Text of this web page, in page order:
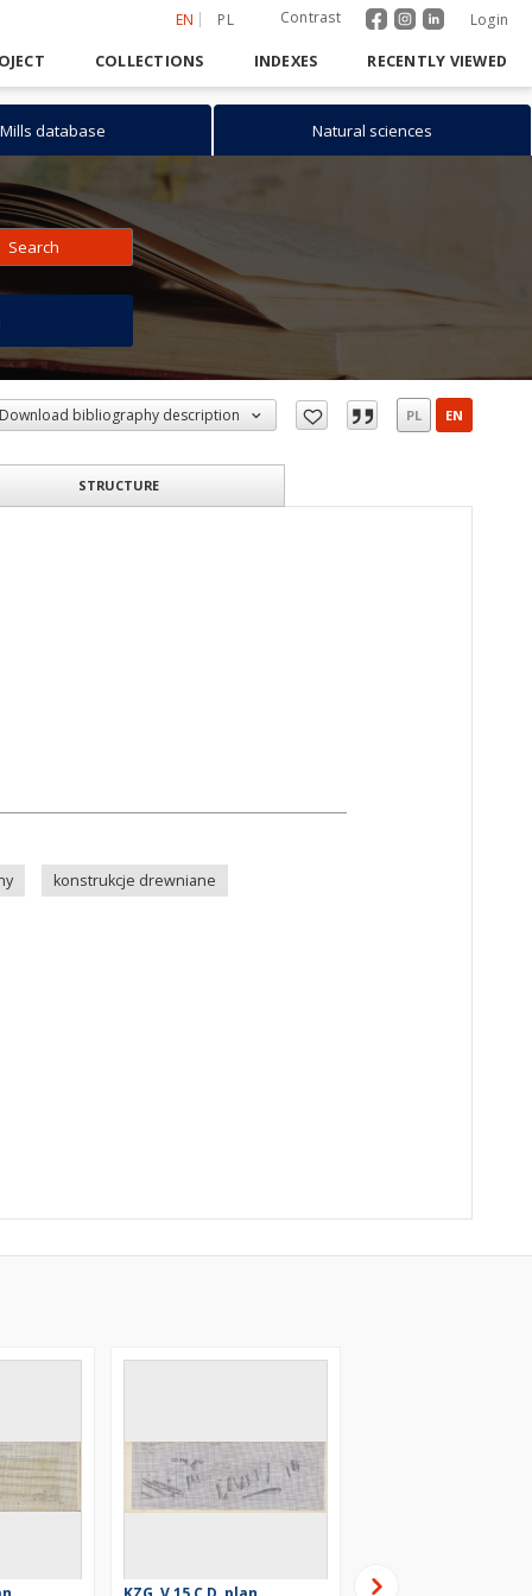
EN PL Contrast Login
COLLECTIONS INDEXES RECENTLY VIEWED
Mills database Natural sciences
Search
Download bibliography description PL EN
STRUCTURE
konstrukcje drewniane